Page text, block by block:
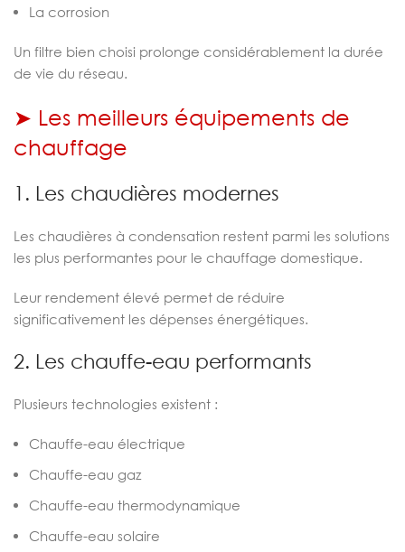
La corrosion
Un filtre bien choisi prolonge considérablement la durée
de vie du réseau.
➤ Les meilleurs équipements de
chauffage
1. Les chaudières modernes
Les chaudières à condensation restent parmi les solutions
les plus performantes pour le chauffage domestique.
Leur rendement élevé permet de réduire
significativement les dépenses énergétiques.
2. Les chauffe-eau performants
Plusieurs technologies existent :
Chauffe-eau électrique
Chauffe-eau gaz
Chauffe-eau thermodynamique
Chauffe-eau solaire